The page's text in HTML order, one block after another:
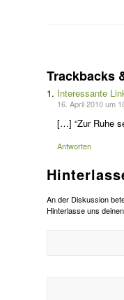
Trackbacks
Interessante
16. April 2010 um
[…] “Zur Ruhe
Antworten
An der Diskussion
Hinterlasse uns